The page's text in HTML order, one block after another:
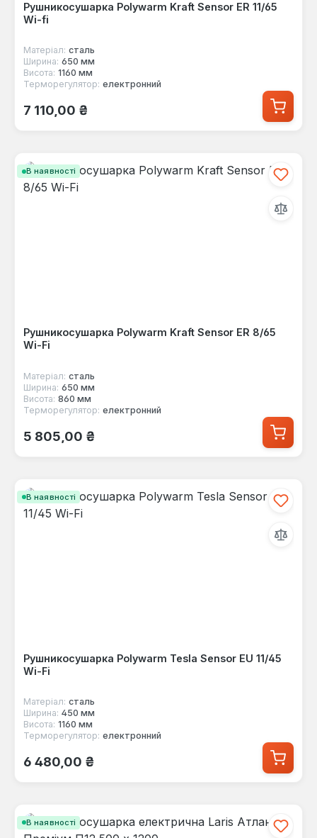
Рушникосушарка Polywarm Kraft Sensor ER 11/65
Wi-fi
Матеріал: сталь
Ширина: 650 мм
Висота: 1160 мм
Терморегулятор: електронний
Звичайна ціна:
7 110,00 ₴
В наявності
Рушникосушарка Polywarm Kraft Sensor ER 8/65
Wi-Fi
Матеріал: сталь
Ширина: 650 мм
Висота: 860 мм
Терморегулятор: електронний
Звичайна ціна:
5 805,00 ₴
В наявності
Рушникосушарка Polywarm Tesla Sensor EU 11/45
Wi-Fi
Матеріал: сталь
Ширина: 450 мм
Висота: 1160 мм
Терморегулятор: електронний
Звичайна ціна:
6 480,00 ₴
В наявності